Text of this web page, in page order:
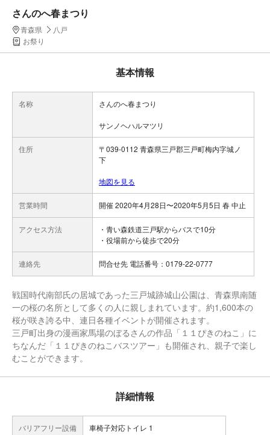
さんのへ春まつり
青森県
八戸
お祭り
基本情報
名称 さんのへ春まつり
サンノヘハルマツリ
住所
〒039-0112 青森県三戸郡三戸町梅内字城ノ
下
地図を見る
営業時間 開催 2020年4月28日〜2020年5月5日 春 中止
アクセス方法
・青い森鉄道三戸駅からバスで10分
・役場前から徒歩で20分
連絡先 問合せ先 電話番号：0179-22-0777
戦国時代南部氏の居城であった三戸城跡城山公園は、青森県南随
一の桜の名所として多くの人に親しまれています。約1,600本の
桜が咲き誇る中、連日各種イベントが開催されます。
三戸町出身の漫画家馬場のぼるさんの作品「１１ぴきのねこ」に
ちなんだ「１１ぴきのねこバスツアー」も開催され、親子で楽し
むことができます。
詳細情報
バリアフリー設備 車椅子対応トイレ 1